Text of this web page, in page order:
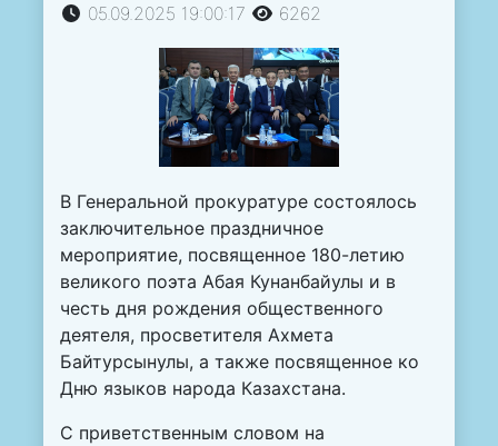
05.09.2025 19:00:17 6262
В Генеральной прокуратуре состоялось
заключительное праздничное
мероприятие, посвященное 180-летию
великого поэта Абая Кунанбайулы и в
честь дня рождения общественного
деятеля, просветителя Ахмета
Байтурсынулы, а также посвященное ко
Дню языков народа Казахстана.
С приветственным словом на